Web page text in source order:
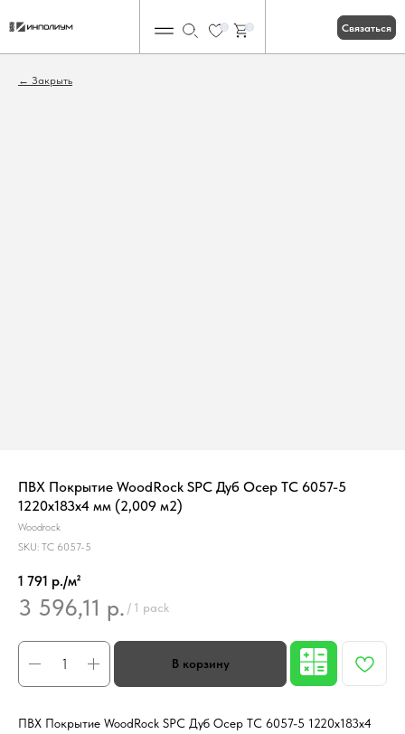
Связаться
Закрыть
ПВХ Покрытие WoodRock SPC Дуб Осер TC 6057-5
1220х183х4 мм (2,009 м2)
Woodrock
SKU: TC 6057-5
1 791 р./м²
3 596,11 р. / 1 pack
ПВХ Покрытие WoodRock SPC Дуб Осер TC 6057-5 1220х183х4